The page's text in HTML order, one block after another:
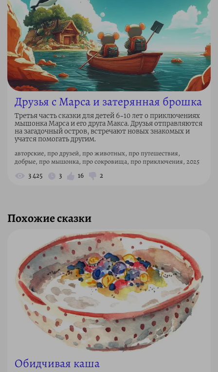
Друзья с Марса и затерянная брошка
Третья часть сказки для детей 6–10 лет о приключениях
мышонка Марса и его друга Макса. Друзья отправляются
на загадочный остров, встречают новых знакомых и
учатся помогать другим.
авторские, про друзей, про животных, про путешествия,
добрые, про мышонка, про сокровища, про приключения, 2025
3 425 3 16 2
Похожие сказки
Обидчивая каша